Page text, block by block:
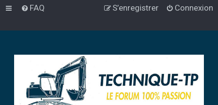
FAQ Connexion
S’enregistrer